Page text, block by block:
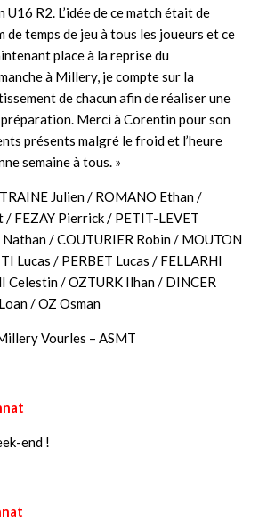
U16 R2. L’idée de ce match était de
de temps de jeu à tous les joueurs et ce
place à la reprise du
à Millery, je compte sur la
de chacun afin de réaliser une
Merci à Corentin pour son
présents malgré le froid et l’heure
semaine à tous. »
Julien / ROMANO Ethan /
/ FEZAY Pierrick / PETIT-LEVET
/ COUTURIER Robin / MOUTON
Lucas / PERBET Lucas / FELLARHI
Celestin / OZTURK Ilhan / DINCER
/ OZ Osman
Vourles – ASMT
end !